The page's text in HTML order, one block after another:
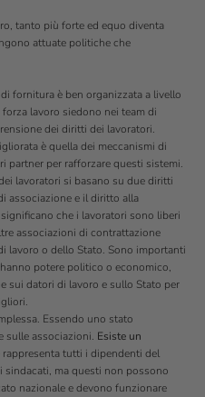
tanto più forte ed equo diventa
attuate politiche che
fornitura è ben organizzata a livello
lavoro siedono nei team di
dei diritti dei lavoratori.
è quella dei meccanismi di
partner per rafforzare questi sistemi.
lavoratori si basano su due diritti
associazione e il diritto alla
che i lavoratori sono liberi
associazioni di contrattazione
lavoro o dello Stato. Sono importanti
potere politico o economico,
sui datori di lavoro e sullo Stato per
Essendo uno stato
sulle associazioni. Esiste un
rappresenta tutti i dipendenti del
sindacati, ma questi non possono
nazionale e devono funzionare